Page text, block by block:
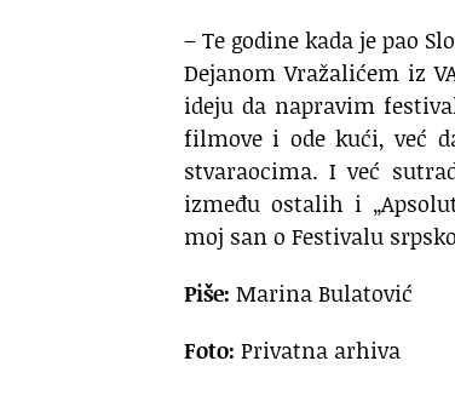
– Te godine kada je pao
Dejanom Vražalićem iz
ideju da napravim
filmove i ode kući, već
stvaraocima. I već
između ostalih i
moj san o Festivalu
Piše: Marina Bulatović
Foto: Privatna arhiva